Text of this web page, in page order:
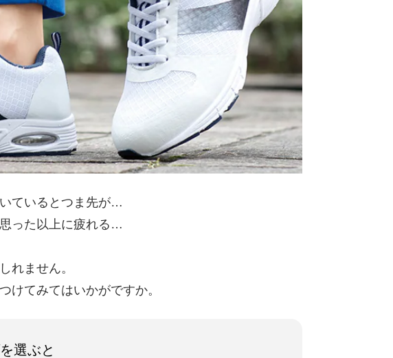
ているとつま先が…
った以上に疲れる…
れません。
けてみてはいかがですか。
選ぶと